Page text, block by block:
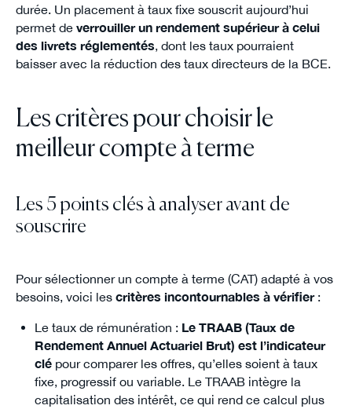
durée. Un placement à taux fixe souscrit aujourd’hui
permet de verrouiller un rendement supérieur à celui
des livrets réglementés, dont les taux pourraient
baisser avec la réduction des taux directeurs de la BCE.
Les critères pour choisir le
meilleur compte à terme
Les 5 points clés à analyser avant de
souscrire
Pour sélectionner un compte à terme (CAT) adapté à vos
besoins, voici les critères incontournables à vérifier:
Le taux de rémunération : Le TRAAB (Taux de
Rendement Annuel Actuariel Brut) est l’indicateur
clépour comparer les offres, qu’elles soient à taux
fixe, progressif ou variable. Le TRAAB intègre la
capitalisation des intérêt, ce qui rend ce calcul plus